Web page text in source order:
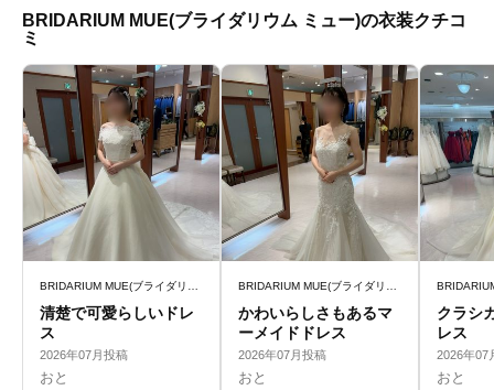
BRIDARIUM MUE(ブライダリウム ミュー)の衣装クチコ
ミ
清楚で可愛らしいドレ
ス
2026年07月投稿
おと
かわいらしさもあるマ
ーメイドドレス
2026年07月投稿
おと
クラシ
レス
2026年07
おと